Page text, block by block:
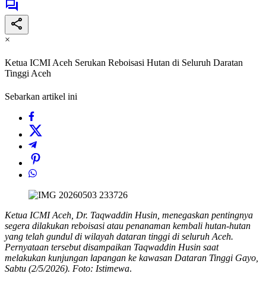
×
Ketua ICMI Aceh Serukan Reboisasi Hutan di Seluruh Daratan
Tinggi Aceh
Sebarkan artikel ini
Ketua ICMI Aceh, Dr. Taqwaddin Husin, menegaskan pentingnya
segera dilakukan reboisasi atau penanaman kembali hutan-hutan
yang telah gundul di wilayah dataran tinggi di seluruh Aceh.
Pernyataan tersebut disampaikan Taqwaddin Husin saat
melakukan kunjungan lapangan ke kawasan Dataran Tinggi Gayo,
Sabtu (2/5/2026). Foto: Istimewa.